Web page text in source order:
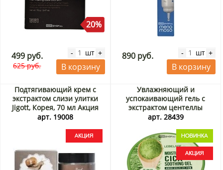
20%
499 руб.
625 руб.
- шт +
В корзину
890 руб. - шт +
В корзину
Подтягивающий крем с
экстрактом слизи улитки
Jigott, Корея, 70 мл Акция
арт. 19008
Увлажняющий и
успокаивающий гель с
экстрактом центеллы
азиатской (Moisture Cica
Корея, 300 мл Акция
арт. 28439